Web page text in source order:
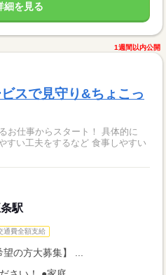
細を見る
1週間以内公開
スで見守り&ちょこっ
からスタート！ 具体的に
駅
通費全額支給
の方大募集】 ...